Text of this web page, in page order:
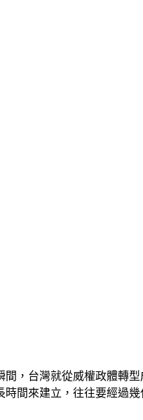
，台灣就從威權政體轉
間來建立，往往要經過